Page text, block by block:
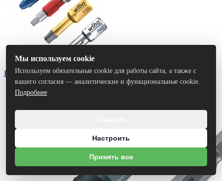
Биты
Мы используем cookie
Используем обязательные cookie для работы сайта, а также с
вашего согласия — аналитические и функциональные cookie.
Подробнее
Настроить
Принять все